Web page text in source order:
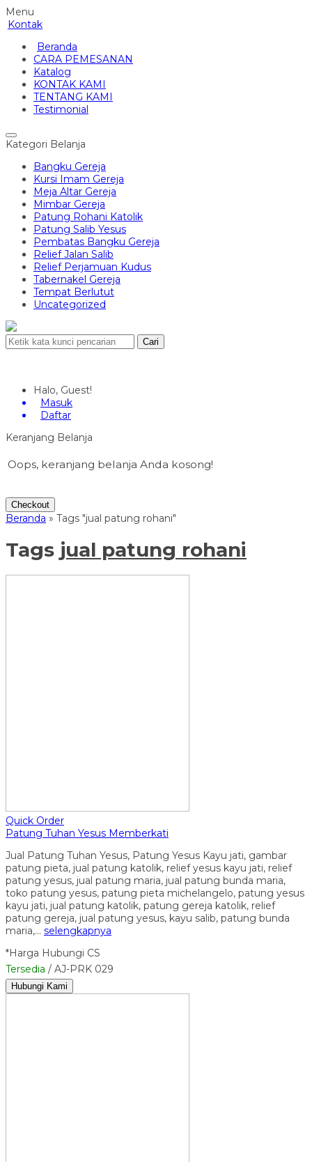
Menu
Kontak
Beranda
CARA PEMESANAN
Katalog
KONTAK KAMI
TENTANG KAMI
Testimonial
Kategori Belanja
Bangku Gereja
Kursi Imam Gereja
Meja Altar Gereja
Mimbar Gereja
Patung Rohani Katolik
Patung Salib Yesus
Pembatas Bangku Gereja
Relief Jalan Salib
Relief Perjamuan Kudus
Tabernakel Gereja
Tempat Berlutut
Uncategorized
Cari
Halo, Guest!
Masuk
Daftar
Keranjang Belanja
Oops, keranjang belanja Anda kosong!
Checkout
Beranda » Tags "jual patung rohani"
Tags jual patung rohani
Quick Order
Patung Tuhan Yesus Memberkati
Jual Patung Tuhan Yesus, Patung Yesus Kayu jati, gambar
patung pieta, jual patung katolik, relief yesus kayu jati, relief
patung yesus, jual patung maria, jual patung bunda maria,
toko patung yesus, patung pieta michelangelo, patung yesus
kayu jati, jual patung katolik, patung gereja katolik, relief
patung gereja, jual patung yesus, kayu salib, patung bunda
maria,… selengkapnya
*Harga Hubungi CS
Tersedia / AJ-PRK 029
Hubungi Kami